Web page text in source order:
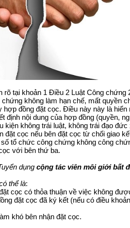
rõ tại khoản 1 Điều 2 Luật Công chứng
không làm hạn chế, mất quyền
hợp đồng đặt cọc. Điều này này là
định nội dung của hợp đồng (quyền,
kiện không trái luật, không trái đạo đức
đặt cọc nếu bên đặt cọc từ chối giao
tổ chức công chứng không công
với bên thứ ba.
dụng cộng tác viên môi giới bất
thể là:
cọc có thỏa thuận về việc không
đặt cọc đã ký kết (nếu có điều
khó bên nhận đặt cọc.